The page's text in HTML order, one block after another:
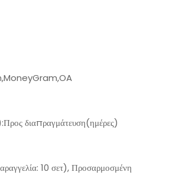
διαπραγμάτευση(ημέρες)
10 σετ), Προσαρμοσμένη